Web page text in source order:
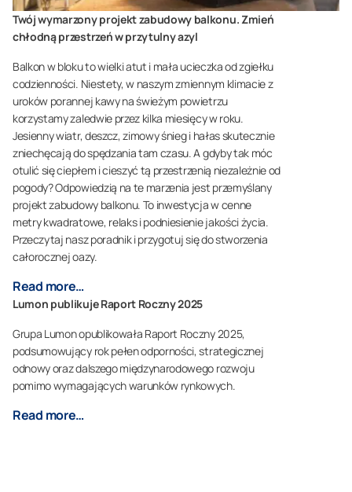
Twój wymarzony projekt zabudowy balkonu. Zmień
chłodną przestrzeń w przytulny azyl
Balkon w bloku to wielki atut i mała ucieczka od zgiełku
codzienności. Niestety, w naszym zmiennym klimacie z
uroków porannej kawy na świeżym powietrzu
korzystamy zaledwie przez kilka miesięcy w roku.
Jesienny wiatr, deszcz, zimowy śnieg i hałas skutecznie
zniechęcają do spędzania tam czasu. A gdyby tak móc
otulić się ciepłem i cieszyć tą przestrzenią niezależnie od
pogody? Odpowiedzią na te marzenia jest przemyślany
projekt zabudowy balkonu. To inwestycja w cenne
metry kwadratowe, relaks i podniesienie jakości życia.
Przeczytaj nasz poradnik i przygotuj się do stworzenia
całorocznej oazy.
Read more…
Lumon publikuje Raport Roczny 2025
Grupa Lumon opublikowała Raport Roczny 2025,
podsumowujący rok pełen odporności, strategicznej
odnowy oraz dalszego międzynarodowego rozwoju
pomimo wymagających warunków rynkowych.
Read more…